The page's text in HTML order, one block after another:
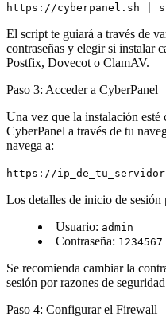
https://cyberpanel.sh |
El script te guiará a través de
contraseñas y elegir si instalar
Postfix, Dovecot o ClamAV.
Paso 3: Acceder a CyberPanel
Una vez que la instalación esté
CyberPanel a través de tu
navega a:
https://
Los detalles de inicio de sesión
Usuario: admin
Contraseña: 1234567
Se recomienda cambiar la
sesión por razones de
Paso 4: Configurar el Firewall